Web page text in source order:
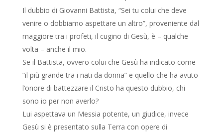
Il dubbio di Giovanni Battista, “Sei tu colui che deve
venire o dobbiamo aspettare un altro”, proveniente dal
maggiore tra i profeti, il cugino di Gesù, è – qualche
volta – anche il mio.
Se il Battista, ovvero colui che Gesù ha indicato come
“il più grande tra i nati da donna” e quello che ha avuto
l’onore di battezzare il Cristo ha questo dubbio, chi
sono io per non averlo?
Lui aspettava un Messia potente, un giudice, invece
Gesù si è presentato sulla Terra con opere di